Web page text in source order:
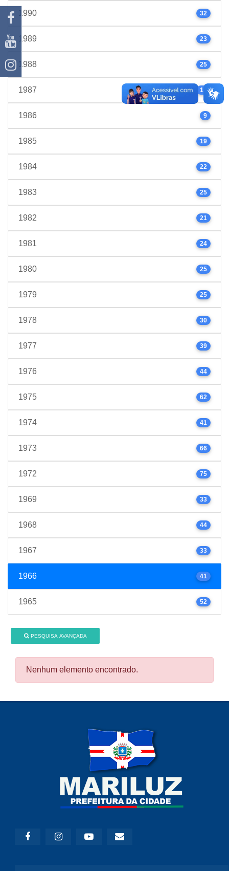
1990 32
1989 23
1988 25
1987 17
1986 9
1985 19
1984 22
1983 25
1982 21
1981 24
1980 25
1979 25
1978 30
1977 39
1976 44
1975 62
1974 41
1973 66
1972 75
1969 33
1968 44
1967 33
1966 41
1965 52
PESQUISA AVANÇADA
Nenhum elemento encontrado.